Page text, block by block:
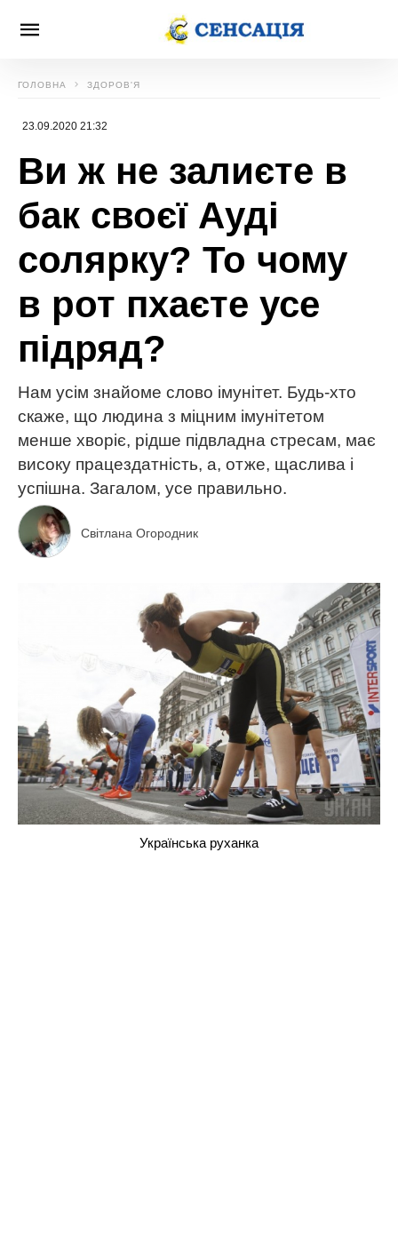
ГОЛОВНА ЗДОРОВ'Я
23.09.2020 21:32
Ви ж не залиєте в
бак своєї Ауді
солярку? То чому
в рот пхаєте усе
підряд?
Нам усім знайоме слово імунітет. Будь-хто
скаже, що людина з міцним імунітетом
менше хворіє, рідше підвладна стресам, має
високу працездатність, а, отже, щаслива і
успішна. Загалом, усе правильно.
Світлана Огородник
Українська руханка